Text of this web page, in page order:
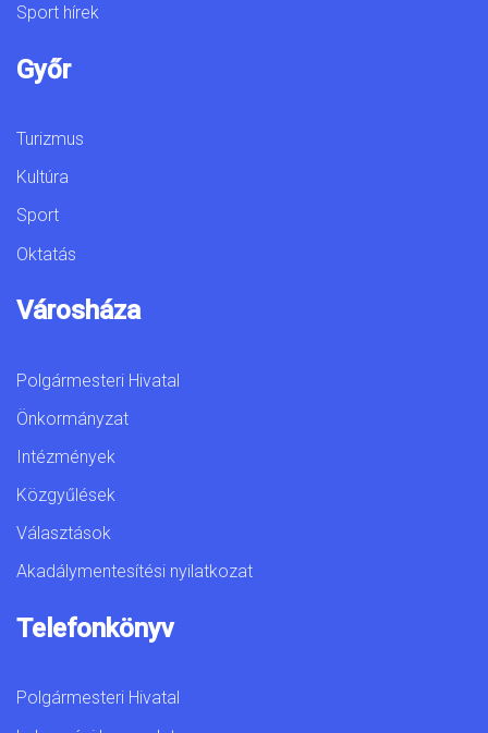
Sport hírek
Győr
Turizmus
Kultúra
Sport
Oktatás
Városháza
Polgármesteri Hivatal
Önkormányzat
Intézmények
Közgyűlések
Választások
Akadálymentesítési nyilatkozat
Telefonkönyv
Polgármesteri Hivatal